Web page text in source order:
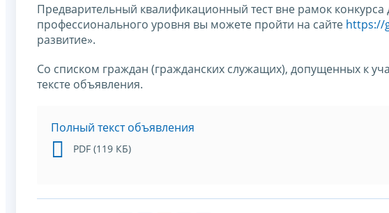
Предварительный квалификационный тест вне рамок конкурса
профессионального уровня вы можете пройти на сайте https://
развитие».
Со списком граждан (гражданских служащих), допущенных к
тексте объявления.
Полный текст объявления
PDF (119 КБ)